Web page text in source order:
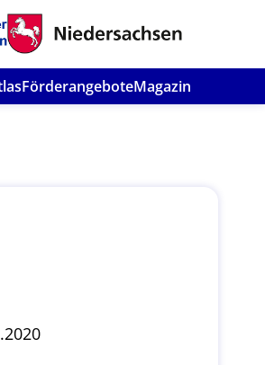
FörderangeboteMagazin